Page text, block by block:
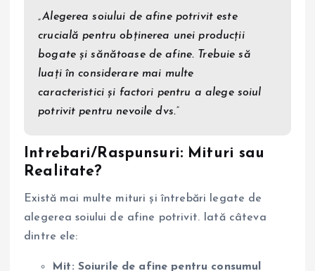
„Alegerea soiului de afine potrivit este
crucială pentru obținerea unei producții
bogate și sănătoase de afine. Trebuie să
luați în considerare mai multe
caracteristici și factori pentru a alege soiul
potrivit pentru nevoile dvs.”
Intrebari/Raspunsuri: Mituri sau
Realitate?
Există mai multe mituri și întrebări legate de
alegerea soiului de afine potrivit. Iată câteva
dintre ele:
Mit: Soiurile de afine pentru consumul